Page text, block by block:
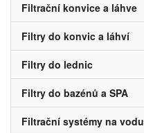
Filtrační konvice a láhve
Filtry do konvic a láhví
Filtry do lednic
Filtry do bazénů a SPA
Filtrační systémy na vodu